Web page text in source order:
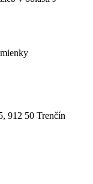
912 50 Trenčín